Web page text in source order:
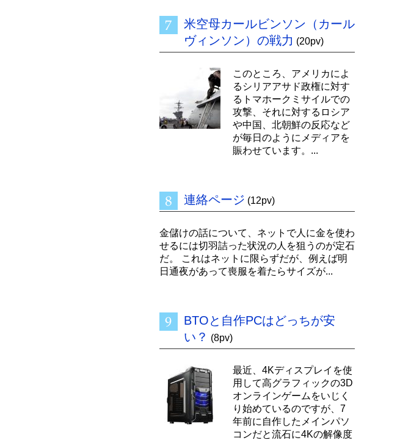
米空母カールビンソン（カール
ヴィンソン）の戦力 (20pv)
このところ、アメリカによ
るシリアアサド政権に対す
るトマホークミサイルでの
攻撃、それに対するロシア
や中国、北朝鮮の反応など
が毎日のようにメディアを
賑わせています。...
連絡ページ (12pv)
金儲けの話について、ネットで人に金を使わ
せるには切羽詰った状況の人を狙うのが定石
だ。 これはネットに限らずだが、例えば明
日通夜があって喪服を着たらサイズが...
BTOと自作PCはどっちが安
い？ (8pv)
最近、4Kディスプレイを使
用して高グラフィックの3D
オンラインゲームをいじく
り始めているのですが、7
年前に自作したメインパソ
コンだと流石に4Kの解像度